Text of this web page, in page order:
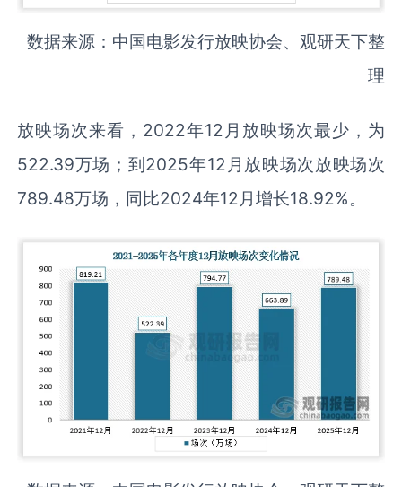
数据来源：中国电影发行放映协会、观研天下整
理
放映场次来看，2022年12月放映场次最少，为
522.39万场；到2025年12月放映场次放映场次
789.48万场，同比2024年12月增长18.92%。